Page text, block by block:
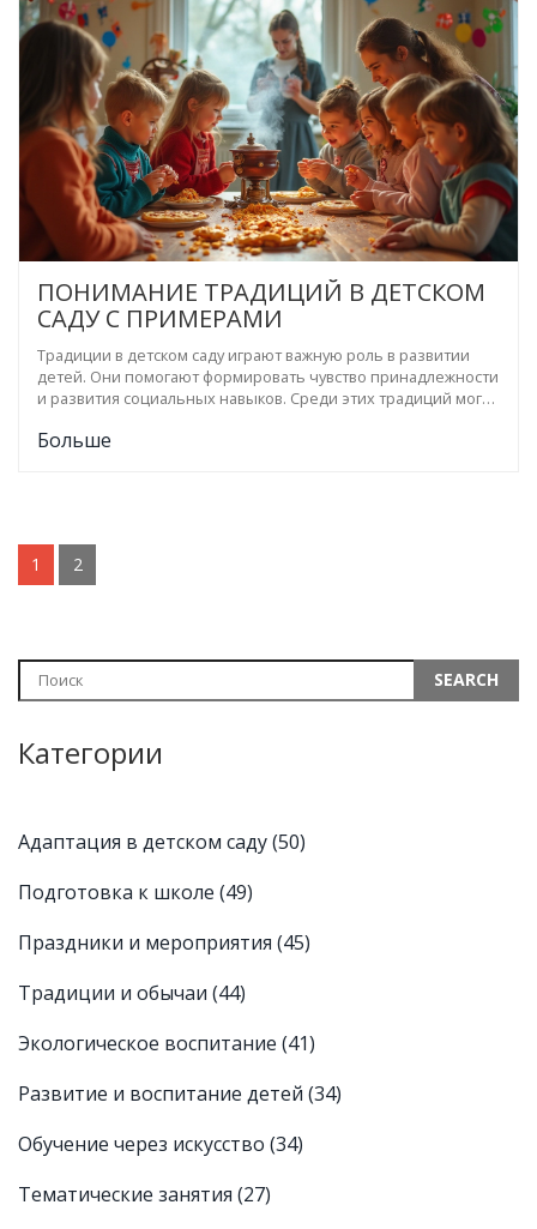
адаптируя их к современным условиям, что делает учебный
процесс живым и интересным. Это положительно влияет на
эмоциональное и социальное развитие детей.
ПОНИМАНИЕ ТРАДИЦИЙ В ДЕТСКОМ
САДУ С ПРИМЕРАМИ
Традиции в детском саду играют важную роль в развитии
детей. Они помогают формировать чувство принадлежности
и развития социальных навыков. Среди этих традиций могут
проекты детей. Эти обычаи важны для всестороннего
Больше
1 2
Категории
Адаптация в детском саду(50)
Подготовка к школе (49)
Праздники и мероприятия (45)
Традиции и обычаи (44)
Экологическое воспитание (41)
Развитие и воспитание детей (34)
Обучение через искусство (34)
Тематические занятия (27)